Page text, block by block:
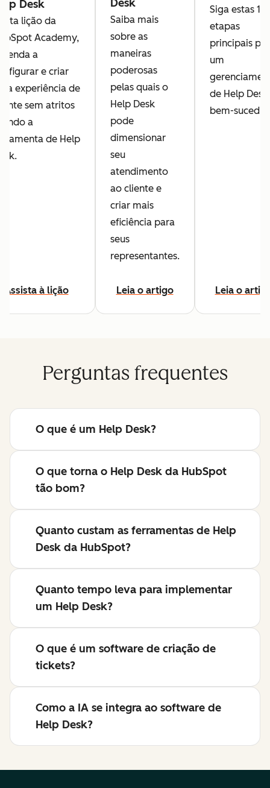
Desk
lição da
Academy,
a
e criar
experiência de
sem atritos
a
de Help
Assista à lição
Desk
Saiba mais
sobre as
maneiras
poderosas
pelas quais o
Help Desk
pode
dimensionar
seu
atendimento
ao cliente e
criar mais
eficiência para
seus
representantes.
Leia o artigo
Siga estas 13
etapas
principais
um
de Help Desk
bem-
Leia o
Perguntas frequentes
O que é um Help Desk?
O que torna o Help Desk da HubSpot
tão bom?
Quanto custam as ferramentas de Help
Desk da HubSpot?
Quanto tempo leva para implementar
um Help Desk?
O que é um software de criação de
tickets?
Como a IA se integra ao software de
Help Desk?